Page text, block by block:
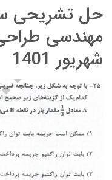
مهندسی
شهریور 1401